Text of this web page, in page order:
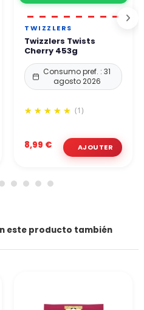
TWIZZLERS
Twizzlers Twists
Cherry 453g
Consumo pref. : 31
agosto 2026
(1)
8,99 €
este producto también